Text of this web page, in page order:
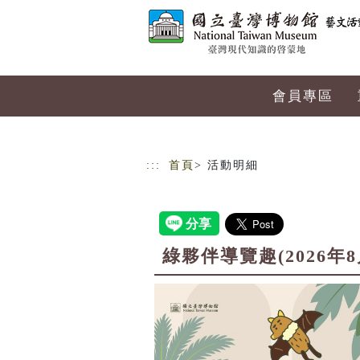
會員專區
::: 首頁 > 活動明細
綠夥伴導覽趣(2026年